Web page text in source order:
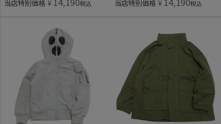
当店特別価格 ¥ 税込 当店特別価格 ¥ 税込